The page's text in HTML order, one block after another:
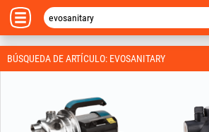
BÚSQUEDA DE ARTÍCULO: EVOSANITARY